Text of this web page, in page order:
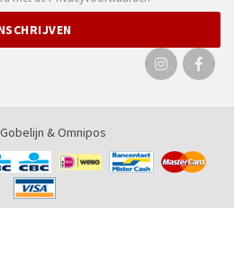
&Omnipos